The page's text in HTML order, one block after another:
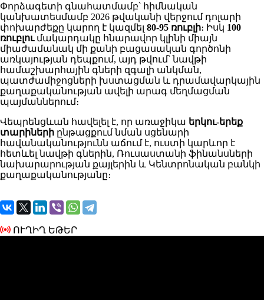
Փորձագետի գնահատմամբ՝ հիմնական
կանխատեսմամբ 2026 թվականի վերջում դոլարի
փոխարժեքը կարող է կազմել 80-95 ռուբլի։ Իսկ 100
ռուբլումակարդակը հնարավոր կլինի միայն
միաժամանակ մի քանի բացասական գործոնի
առկայության դեպքում, այդ թվում՝ նավթի
համաշխարհային գների զգալի անկման,
պատժամիջոցների խստացման և դրամավարկային
քաղաքականության ավելի արագ մեղմացման
պայմաններում։
Վեպրենցևան հավելել է, որ առաջիկա երկու-երեք
տարիների ընթացքում նման սցենարի
հավանականությունն աճում է, ուստի կարևոր է
հետևել նավթի գներին, Ռուսաստանի ֆինանսների
նախարարության քայլերին և Կենտրոնական բանկի
քաղաքականությանը։
ՈՒՂԻՂ ԵԹԵՐ